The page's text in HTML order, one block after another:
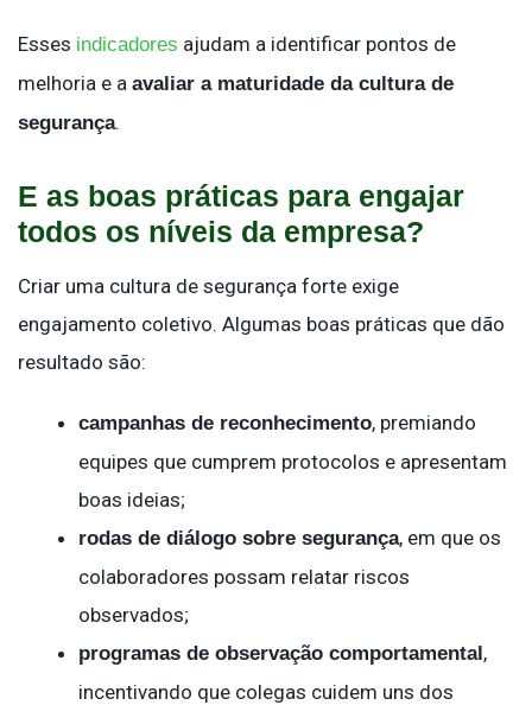
Esses indicadores ajudam a identificar pontos de
melhoria e a avaliar a maturidade da cultura de
segurança.
E as boas práticas para engajar
todos os níveis da empresa?
Criar uma cultura de segurança forte exige
engajamento coletivo. Algumas boas práticas que dão
resultado são:
campanhas de reconhecimento, premiando
equipes que cumprem protocolos e apresentam
boas ideias;
rodas de diálogo sobre segurança, em que os
colaboradores possam relatar riscos
observados;
programas de observação comportamental,
incentivando que colegas cuidem uns dos